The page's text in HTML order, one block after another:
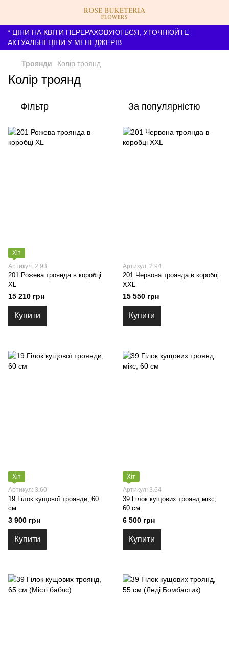
* ЦІНИ НА КВІТИ ПЕРЕРАХОВУЮТЬСЯ, УТОЧНЮЙТЕ
АКТУАЛЬНІ ЦІНИ У МЕНЕДЖЕРІВ
Троянди Колір троянд
Колір троянд
Фільтр За популярністю
Хіт
Артикул: 2.93
201 Рожева троянда в коробці
XL
15 210 грн
Купити
Артикул: 2.94
201 Червона троянда в коробці
XXL
15 550 грн
Купити
Хіт
Артикул: 3.60
19 Гілок кущової троянди, 60
см
3 900 грн
Купити
Хіт
Артикул: 3.64
39 Гілок кущових троянд мікс,
60 см
6 500 грн
Купити